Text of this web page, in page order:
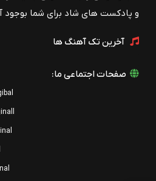
و پادکست های شاد برای شما بوجود
آخرین تک آهنگ ها
صفحات اجتماعی ما: